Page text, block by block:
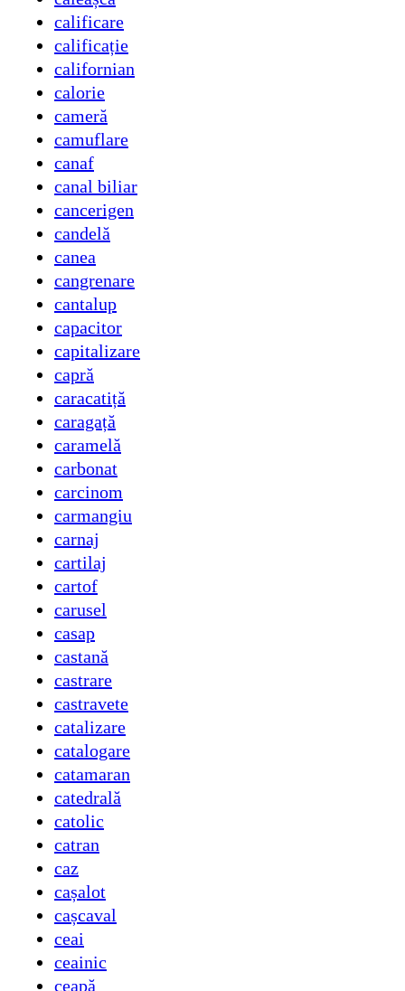
calificare
calificație
californian
calorie
cameră
camuflare
canaf
canal biliar
cancerigen
candelă
canea
cangrenare
cantalup
capacitor
capitalizare
capră
caracatiță
caragață
caramelă
carbonat
carcinom
carmangiu
carnaj
cartilaj
cartof
carusel
casap
castană
castrare
castravete
catalizare
catalogare
catamaran
catedrală
catolic
catran
caz
cașalot
cașcaval
ceai
ceainic
ceapă